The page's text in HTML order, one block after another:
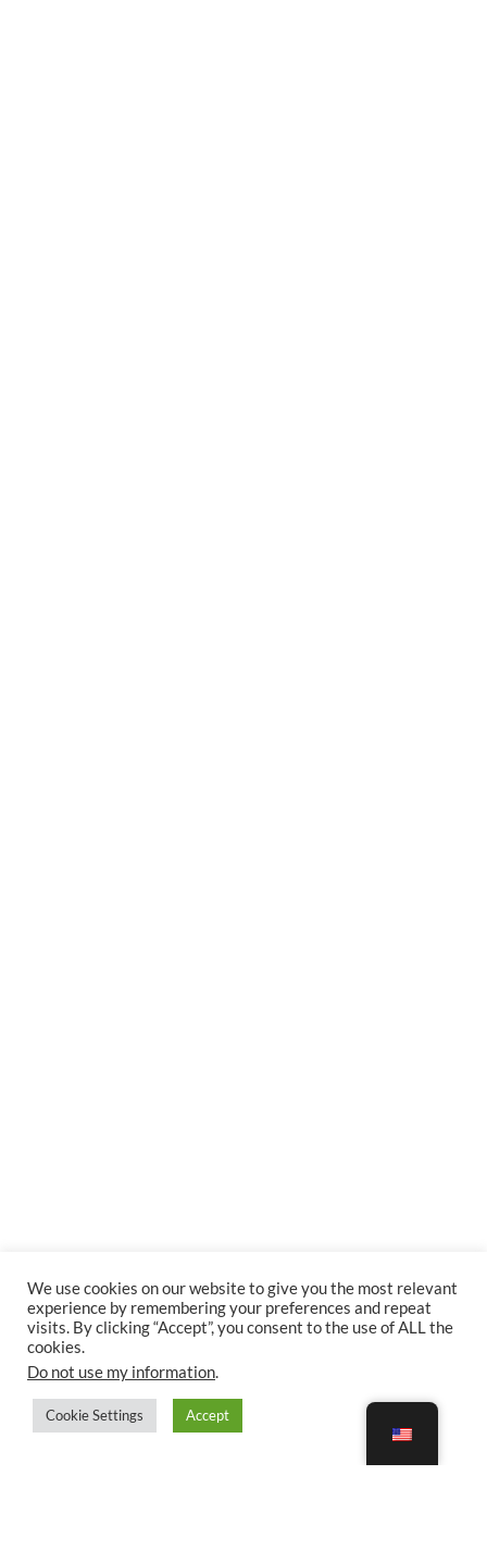
We use cookies on our website to give you the most relevant
experience by remembering your preferences and repeat
visits. By clicking “Accept”, you consent to the use of ALL the
cookies.
Do not use my information.
Cookie Settings Accept